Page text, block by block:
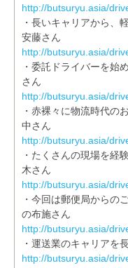
http://butsuryu.asia/
・長いキャリアから、
安藤さん
http://butsuryu.asia/
・委託ドライバーを始
さん
http://butsuryu.asia/
・赤裸々に物流時代の
中さん
http://butsuryu.asia/
・たくさんの現場を経
木さん
http://butsuryu.asia/
・今回は郵便局からの
の布施さん
http://butsuryu.asia/
・運送業のキャリアを
http://butsuryu.asia/